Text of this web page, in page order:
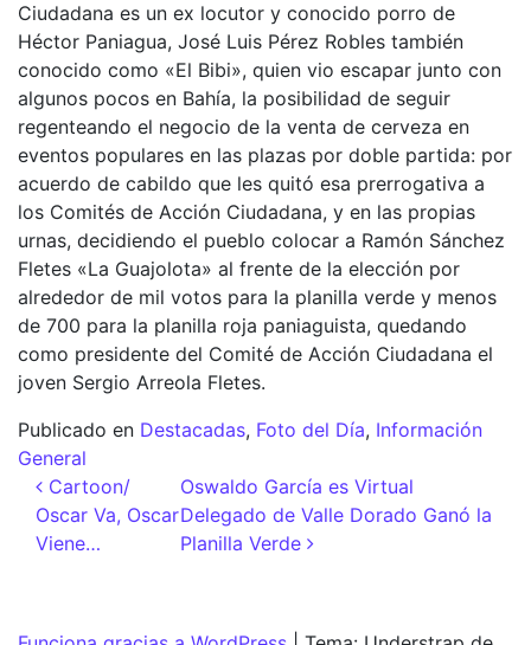
Ciudadana es un ex locutor y conocido porro de
Héctor Paniagua, José Luis Pérez Robles también
conocido como «El Bibi», quien vio escapar junto con
algunos pocos en Bahía, la posibilidad de seguir
regenteando el negocio de la venta de cerveza en
eventos populares en las plazas por doble partida: por
acuerdo de cabildo que les quitó esa prerrogativa a
los Comités de Acción Ciudadana, y en las propias
urnas, decidiendo el pueblo colocar a Ramón Sánchez
Fletes «La Guajolota» al frente de la elección por
alrededor de mil votos para la planilla verde y menos
de 700 para la planilla roja paniaguista, quedando
como presidente del Comité de Acción Ciudadana el
joven Sergio Arreola Fletes.
Publicado en Destacadas, Foto del Día, Información
General
Navegación de entradas
Cartoon/
Oscar Va, Oscar
Viene…
Oswaldo García es Virtual
Delegado de Valle Dorado Ganó la
Planilla Verde